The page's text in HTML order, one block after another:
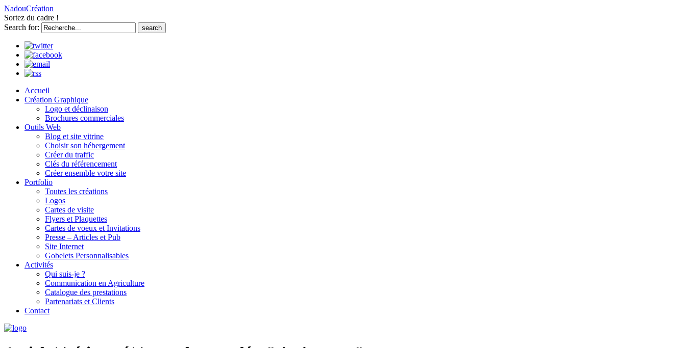
NadouCréation
Sortez du cadre !
Search for:
Accueil
Création Graphique
Logo et déclinaison
Brochures commerciales
Outils Web
Blog et site vitrine
Choisir son hébergement
Créer du traffic
Clés du référencement
Créer ensemble votre site
Portfolio
Toutes les créations
Logos
Cartes de visite
Flyers et Plaquettes
Cartes de voeux et Invitations
Presse – Articles et Pub
Site Internet
Gobelets Personnalisables
Activités
Qui suis-je ?
Communication en Agriculture
Catalogue des prestations
Partenariats et Clients
Contact